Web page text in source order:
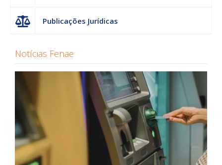
Publicações Jurídicas
Notícias Fenae